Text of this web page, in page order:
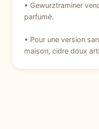
• Gewurztraminer
parfumé.
• Pour une version
maison, cidre doux